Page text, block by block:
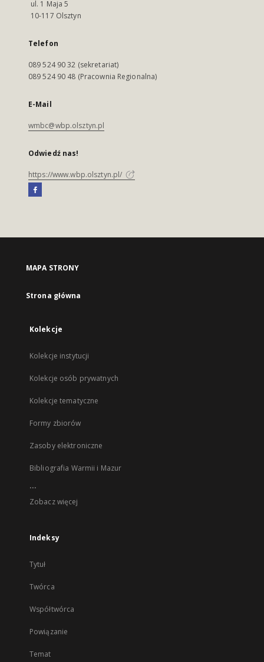
ul. 1 Maja 5
10-117 Olsztyn
Telefon
089 524 90 32 (sekretariat)
089 524 90 48 (Pracownia Regionalna)
E-Mail
wmbc@wbp.olsztyn.pl
Odwiedź nas!
https://www.wbp.olsztyn.pl/
MAPA STRONY
Strona główna
Kolekcje
Kolekcje instytucji
Kolekcje osób prywatnych
Kolekcje tematyczne
Formy zbiorów
Zasoby elektroniczne
Bibliografia Warmii i Mazur
...
Zobacz więcej
Indeksy
Tytuł
Twórca
Współtwórca
Powiązanie
Temat